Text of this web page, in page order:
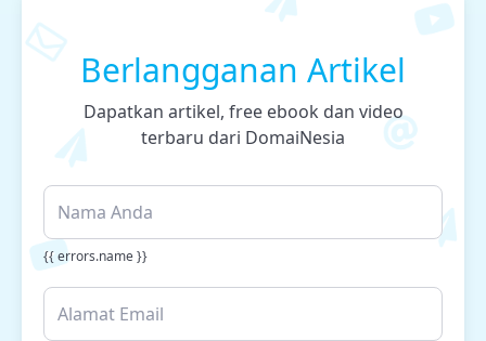
Berlangganan Artikel
Dapatkan artikel, free ebook dan video
terbaru dari DomaiNesia
{{ errors.name }}